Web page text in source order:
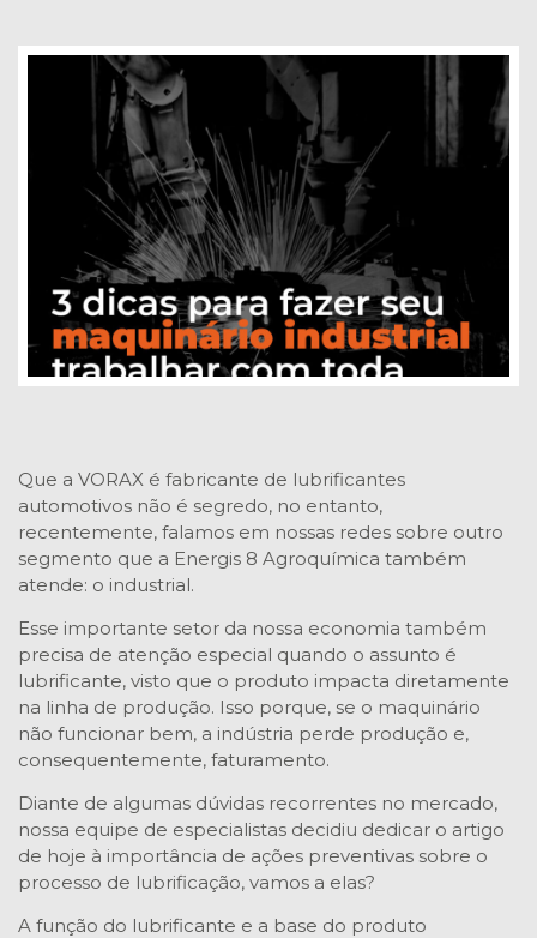
Que a VORAX é fabricante de lubrificantes
automotivos não é segredo, no entanto,
recentemente, falamos em nossas redes sobre outro
segmento que a Energis 8 Agroquímica também
atende: o industrial.
Esse importante setor da nossa economia também
precisa de atenção especial quando o assunto é
lubrificante, visto que o produto impacta diretamente
na linha de produção. Isso porque, se o maquinário
não funcionar bem, a indústria perde produção e,
consequentemente, faturamento.
Diante de algumas dúvidas recorrentes no mercado,
nossa equipe de especialistas decidiu dedicar o artigo
de hoje à importância de ações preventivas sobre o
processo de lubrificação, vamos a elas?
A função do lubrificante e a base do produto